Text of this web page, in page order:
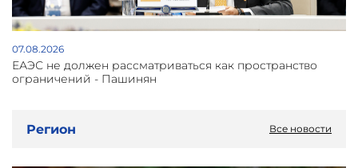
07.08.2026
ЕАЭС не должен рассматриваться как пространство
ограничений - Пашинян
Регион Все новости